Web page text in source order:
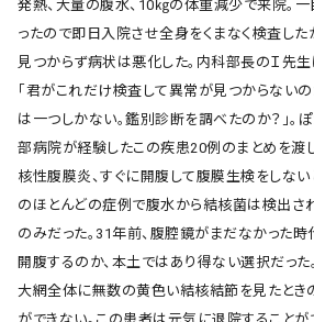
発熱、大量の腹水、10㎏の体重減少で来院。
ったので即日入院させ全身をくまなく検査した
見つからず病状は悪化した。内科部長のＩ先
「君がこれだけ検査して異常が見つからない
は一つしかない。鑑別診断を調べたのか？」。
部病院が経験したこの疾患20例のまとめを渡
核性腹膜炎、すぐに開腹して腹膜生検をしな
のほとんどの症例で腹水から結核菌は検出
のみだった。31年前、腹腔鏡がまだなかった
開腹するのか、本土ではあり得ない選択だった
大網全体に無数の黄色い結核結節を見たとき